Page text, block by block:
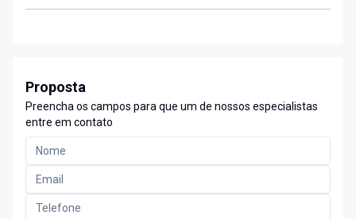
Proposta
Preencha os campos para que um de nossos especialistas
entre em contato